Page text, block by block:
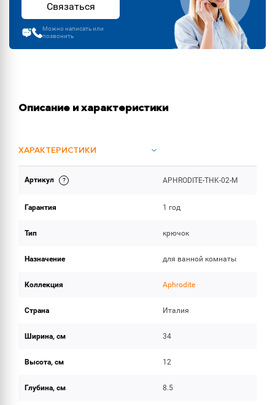
Связаться
Можно написать или
позвонить
Описание и характеристики
ХАРАКТЕРИСТИКИ
ОБЪЕМ ПОСТАВКИ
Артикул APHRODITE-THK-02-M
Гарантия 1 год
Тип крючок
Назначение для ванной комнаты
Коллекция Aphrodite
Страна Италия
Ширина, см 34
Высота, см 12
Глубина, см 8.5